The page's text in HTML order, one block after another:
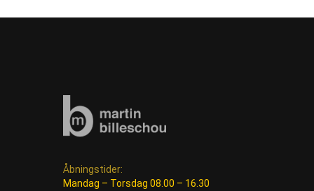
Åbningstider:
Mandag – Torsdag 08.00 – 16.30